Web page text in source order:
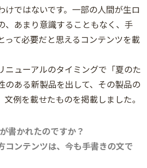
けではないです。一部の人間が生ロ
、あまり意識することもなく、手
って必要だと思えるコンテンツを載
ニューアルのタイミングで「夏のた
のある新製品を出して、その製品の
例を載せたものを掲載しました。
書かれたのですか？
コンテンツは、今も手書きの文で